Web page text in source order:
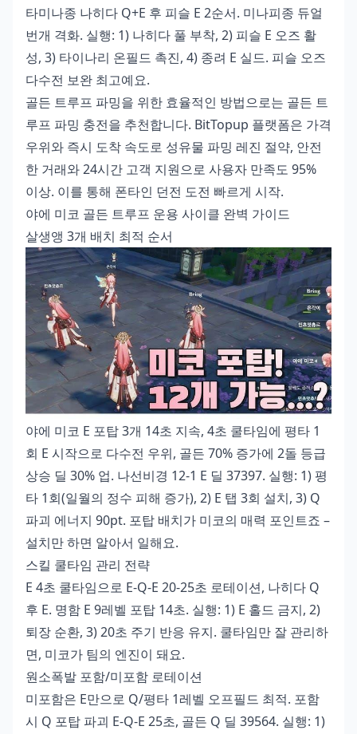
타미나종 나히다 Q+E 후 피슬 E 2순서. 미나피종 듀얼
번개 격화. 실행: 1) 나히다 풀 부착, 2) 피슬 E 오즈 활
성, 3) 타이나리 온필드 촉진, 4) 종려 E 실드. 피슬 오즈
다수전 보완 최고예요.
골든 트루프 파밍을 위한 효율적인 방법으로는 골든 트
루프 파밍 충전을 추천합니다. BitTopup 플랫폼은 가격
우위와 즉시 도착 속도로 성유물 파밍 레진 절약, 안전
한 거래와 24시간 고객 지원으로 사용자 만족도 95%
이상. 이를 통해 폰타인 던전 도전 빠르게 시작.
야에 미코 골든 트루프 운용 사이클 완벽 가이드
살생앵 3개 배치 최적 순서
야에 미코 E 포탑 3개 14초 지속, 4초 쿨타임에 평타 1
회 E 시작으로 다수전 우위, 골든 70% 증가에 2돌 등급
상승 딜 30% 업. 나선비경 12-1 E 딜 37397. 실행: 1) 평
타 1회(일월의 정수 피해 증가), 2) E 탭 3회 설치, 3) Q
파괴 에너지 90pt. 포탑 배치가 미코의 매력 포인트죠 –
설치만 하면 알아서 일해요.
스킬 쿨타임 관리 전략
E 4초 쿨타임으로 E-Q-E 20-25초 로테이션, 나히다 Q
후 E. 명함 E 9레벨 포탑 14초. 실행: 1) E 홀드 금지, 2)
퇴장 순환, 3) 20초 주기 반응 유지. 쿨타임만 잘 관리하
면, 미코가 팀의 엔진이 돼요.
원소폭발 포함/미포함 로테이션
미포함은 E만으로 Q/평타 1레벨 오프필드 최적. 포함
시 Q 포탑 파괴 E-Q-E 25초, 골든 Q 딜 39564. 실행: 1)